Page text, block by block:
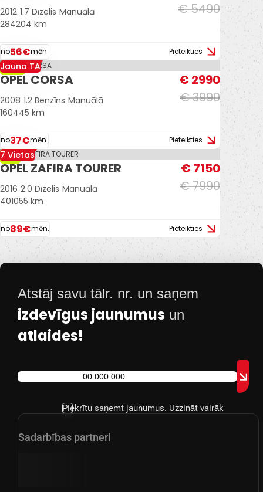
€ 5490
2012 1.7 Dīzelis Manuālā
284204 km
no56€mēn. Pieteikties
-25%
Jauna TA
OPEL CORSA
€ 3990
€ 2990
2008 1.2 Benzīns Manuālā
160445 km
no37€mēn. Pieteikties
-11%
7 Vietas
OPEL ZAFIRA TOURER
€ 7990
€ 7150
2016 2.0 Dīzelis Manuālā
401055 km
no89€mēn. Pieteikties
Atstāj savu tālr. nr. un saņem
izdevīgus jaunumus un
atlaides!
Piekrītu saņemt jaunumus. Uzzināt vairāk
Sadarbības partneri